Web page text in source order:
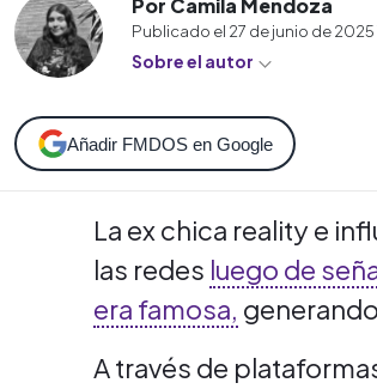
Por Camila Mendoza
Publicado el 27 de junio de 2025
Sobre el autor
Añadir FMDOS en Google
La ex chica reality e
las redes luego de
era famosa,
A través de